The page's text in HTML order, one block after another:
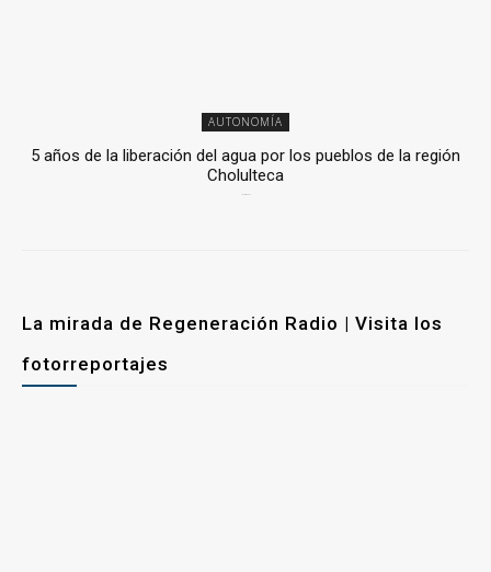
AUTONOMÍA
5 años de la liberación del agua por los pueblos de la región
Cholulteca
La mirada de Regeneración Radio | Visita los
fotorreportajes